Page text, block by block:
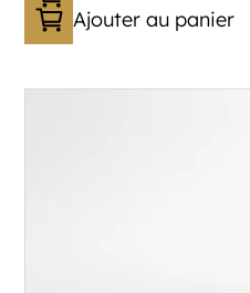
Ajouter au panier